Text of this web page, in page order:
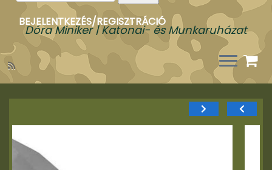
következőre:
BEJELENTKEZÉS/REGISZTRÁCIÓ
Dóra Miniker | Katonai- és Munkaruházat